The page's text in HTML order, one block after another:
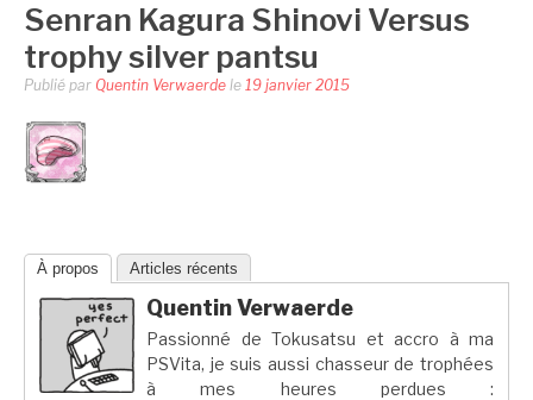
Senran Kagura Shinovi Versus
trophy silver pantsu
Publié par Quentin Verwaerde le 19 janvier 2015
À propos Articles récents
Quentin Verwaerde
Passionné de Tokusatsu et accro à ma
PSVita, je suis aussi chasseur de trophées
à mes heures perdues :